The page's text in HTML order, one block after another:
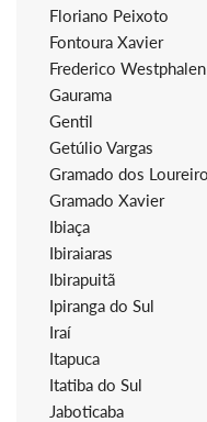
Floriano Peixoto
Fontoura Xavier
Frederico Westphalen
Gaurama
Gentil
Getúlio Vargas
Gramado dos
Gramado Xavier
Ibiaça
Ibiraiaras
Ibirapuitã
Ipiranga do Sul
Iraí
Itapuca
Itatiba do Sul
Jaboticaba